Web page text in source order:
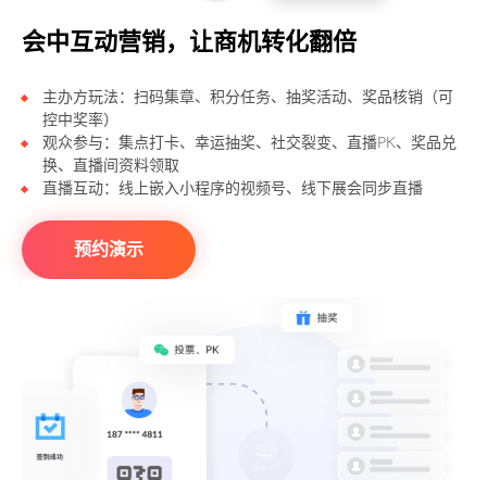
会中互动营销，让商机转化翻倍
主办方玩法：扫码集章、积分任务、抽奖活动、奖品核销（可
控中奖率）
观众参与：集点打卡、幸运抽奖、社交裂变、直播PK、奖品兑
换、直播间资料领取
直播互动：线上嵌入小程序的视频号、线下展会同步直播
预约演示